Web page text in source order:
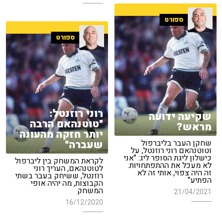
ספורט
שקיעה ידועה
מראש?
שחקן העבר בליברפול
וטוטנהאם רוני רוזנטל, על
כישלון ליגת הסופר ליג: "אני
לא מעכל את ההתפתחויות.
זה היה צפוי, אותי זה לא
הפתיע"
21/04/2021
ספורט
רוני רוזנטל:
"טוטנהאם הרבה
יותר חזקה מהעונה
שעברה"
לקראת המשחק בין ליברפול
לטוטנהאם, העריך רוני
רוזנטל, ששיחק בעבר בשתי
הקבוצות, מה יהיה אופי
המשחק
16/12/2020